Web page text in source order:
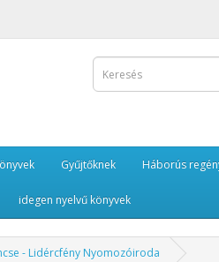
Gyűjtőknek Háborús
idegen nyelvű könyvek
- Lidércfény Nyomozóiroda